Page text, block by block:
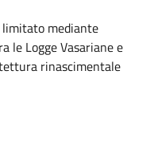
mediante
le Logge Vasariane e
rinascimentale